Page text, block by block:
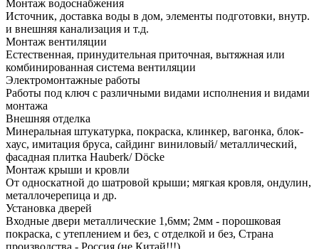
Монтаж водоснабжения
Источник, доставка воды в дом, элементы подготовки, внутр.
и внешняя канализация и т.д.
Монтаж вентиляции
Естественная, принудительная приточная, вытяжная или
комбинированная система вентиляции
Электромонтажные работы
Работы под ключ с различными видами исполнения и видами
монтажа
Внешняя отделка
Минеральная штукатурка, покраска, клинкер, вагонка, блок-
хаус, имитация бруса, сайдинг виниловый/ металлический,
фасадная плитка Hauberk/ Döcke
Монтаж крыши и кровли
От односкатной до шатровой крыши; мягкая кровля, ондулин,
металлочерепица и др.
Установка дверей
Входные двери металлические 1,6мм; 2мм - порошковая
покраска, с утеплением и без, с отделкой и без, Страна
производства - Россия (не Китай!!!)